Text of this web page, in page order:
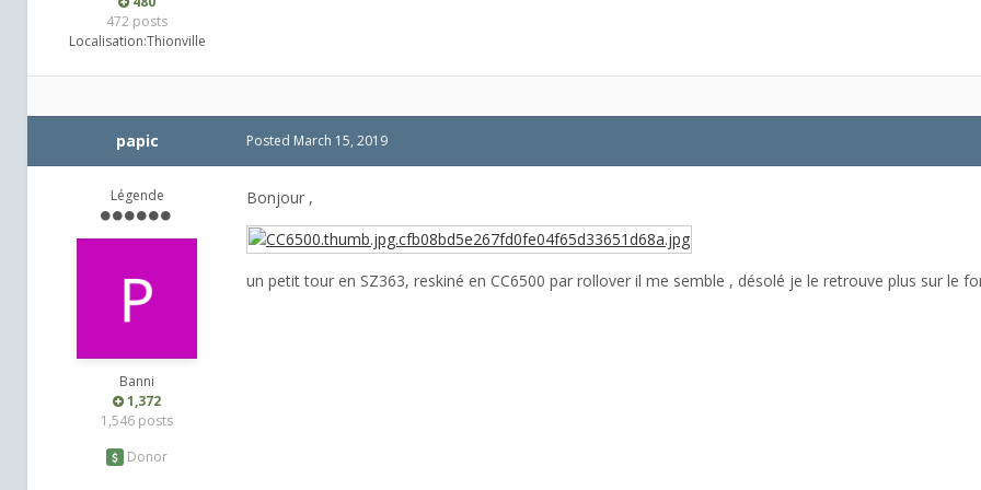
472 posts
Localisation:Thionville
papic
Légende
Banni
1,372
1,546 posts
Donor
Posted March 15, 2019
Bonjour ,
un petit tour en SZ363, reskiné en CC6500 par rollover il me semble , désolé je le retrouve plus sur le